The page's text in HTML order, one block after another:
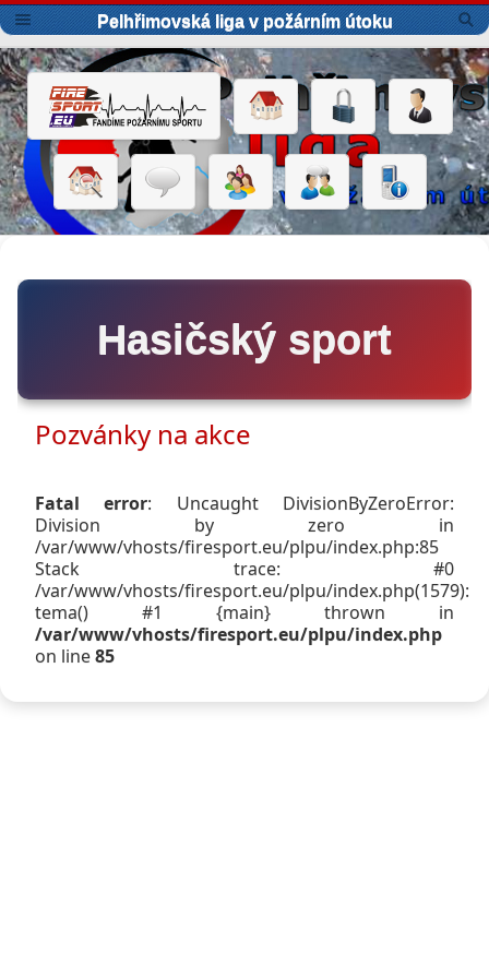
Pelhřimovská liga v požárním útoku
Hasičský sport
Pozvánky na akce
Fatal error: Uncaught DivisionByZeroError:
Division by zero in
/var/www/vhosts/firesport.eu/plpu/index.php:85
Stack trace: #0
/var/www/vhosts/firesport.eu/plpu/index.php(1579):
tema() #1 {main} thrown in
/var/www/vhosts/firesport.eu/plpu/index.php
on line85